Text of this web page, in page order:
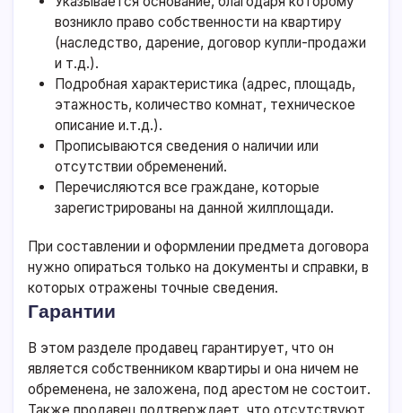
возникло право собственности на квартиру
(наследство, дарение, договор купли-продажи
и т.д.).
Подробная характеристика (адрес, площадь,
этажность, количество комнат, техническое
описание и.т.д.).
Прописываются сведения о наличии или
отсутствии обременений.
Перечисляются все граждане, которые
зарегистрированы на данной жилплощади.
При составлении и оформлении предмета договора
нужно опираться только на документы и справки, в
которых отражены точные сведения.
Гарантии
В этом разделе продавец гарантирует, что он
является собственником квартиры и она ничем не
обременена, не заложена, под арестом не состоит.